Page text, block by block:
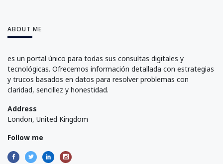
ABOUT ME
es un portal único para todas sus consultas digitales y
tecnológicas. Ofrecemos información detallada con estrategias
y trucos basados en datos para resolver problemas con
claridad, sencillez y honestidad.
Address
London, United Kingdom
Follow me